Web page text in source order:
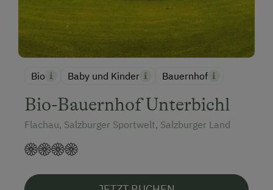
Bio Baby und Kinder Bauernhof
Bio-Bauernhof Unterbichl
Flachau, Salzburger Sportwelt, Salzburger Land